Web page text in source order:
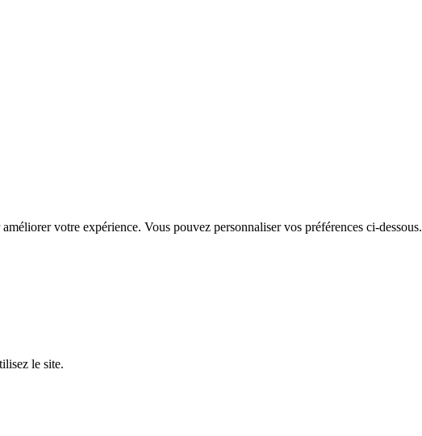
votre expérience. Vous pouvez personnaliser vos préférences ci-dessous.
le site.